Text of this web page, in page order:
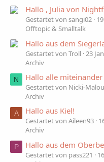
Hallo , Julia von
Gestartet von sangi02
Offtopic & Smalltalk
Hallo aus dem
Gestartet von Troll 23
Archiv
N Hallo alle
Gestartet von Nicki-Malou
Archiv
A Hallo aus Kiel!
Gestartet von Aileen93
Archiv
P Hallo aus dem
Gestartet von pass221